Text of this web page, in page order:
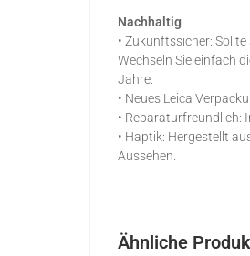
Nachhaltig
• Zukunftssicher:
Wechseln Sie einfach
Jahre.
• Neues Leica
• Reparaturfreundlich:
• Haptik: Hergestellt
Aussehen.
Ähnliche